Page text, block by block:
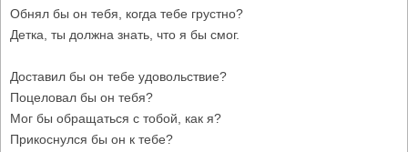
Обнял бы он тебя, когда тебе грустно?
Детка, ты должна знать, что я бы смог.
Доставил бы он тебе удовольствие?
Поцеловал бы он тебя?
Мог бы обращаться с тобой, как я?
Прикоснулся бы он к тебе?